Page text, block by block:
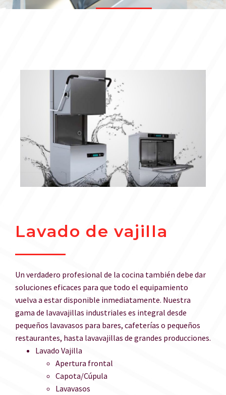
Lavado de vajilla
Un verdadero profesional de la cocina también debe dar
soluciones eficaces para que todo el equipamiento
vuelva a estar disponible inmediatamente. Nuestra
gama de lavavajillas industriales es integral desde
pequeños lavavasos para bares, cafeterías o pequeños
restaurantes, hasta lavavajillas de grandes producciones.
Lavado Vajilla
Apertura frontal
Capota/Cúpula
Lavavasos